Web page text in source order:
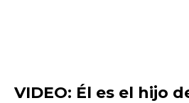
VIDEO: Él es el hijo